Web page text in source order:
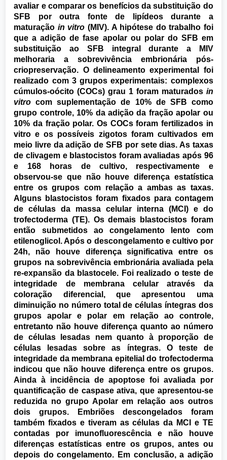
avaliar e comparar os benefícios da substituição do
SFB por outra fonte de lipídeos durante a
maturação in vitro (MIV). A hipótese do trabalho foi
que a adição de fase apolar ou polar do SFB em
substituição ao SFB integral durante a MIV
melhoraria a sobrevivência embrionária pós-
criopreservação. O delineamento experimental foi
realizado com 3 grupos experimentais: complexos
cúmulos-oócito (COCs) grau 1 foram maturados in
vitro com suplementação de 10% de SFB como
grupo controle, 10% da adição da fração apolar ou
10% da fração polar. Os COCs foram fertilizados in
vitro e os possíveis zigotos foram cultivados em
meio livre da adição de SFB por sete dias. As taxas
de clivagem e blastocistos foram avaliadas após 96
e 168 horas de cultivo, respectivamente e
observou-se que não houve diferença estatística
entre os grupos com relação a ambas as taxas.
Alguns blastocistos foram fixados para contagem
de células da massa celular interna (MCI) e do
trofectoderma (TE). Os demais blastocistos foram
então submetidos ao congelamento lento com
etilenoglicol. Após o descongelamento e cultivo por
24h, não houve diferença significativa entre os
grupos na sobrevivência embrionária avaliada pela
re-expansão da blastocele. Foi realizado o teste de
integridade de membrana celular através da
coloração diferencial, que apresentou uma
diminuição no número total de células íntegras dos
grupos apolar e polar em relação ao controle,
entretanto não houve diferença quanto ao número
de células lesadas nem quanto à proporção de
células lesadas sobre as íntegras. O teste de
integridade da membrana epitelial do trofectoderma
indicou que não houve diferença entre os grupos.
Ainda à incidência de apoptose foi avaliada por
quantificação de caspase ativa, que apresentou-se
reduzida no grupo Apolar em relação aos outros
dois grupos. Embriões descongelados foram
também fixados e tiveram as células da MCI e TE
contadas por imunofluorescência e não houve
diferenças estatísticas entre os grupos, antes ou
depois do congelamento. Em conclusão, a adição